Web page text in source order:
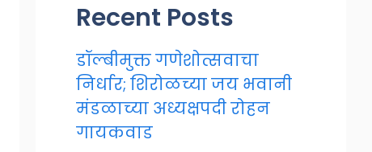
Recent Posts
डॉल्बीमुक्त गणेशोत्सवाचा
निर्धार; शिरोळच्या जय भवानी
मंडळाच्या अध्यक्षपदी रोहन
गायकवाड